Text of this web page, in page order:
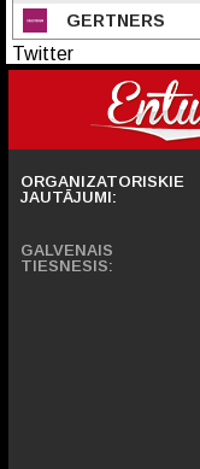
GERTNERS
Twitter
ORGANIZATORISKIE
JAUTĀJUMI:
GALVENAIS
TIESNESIS: